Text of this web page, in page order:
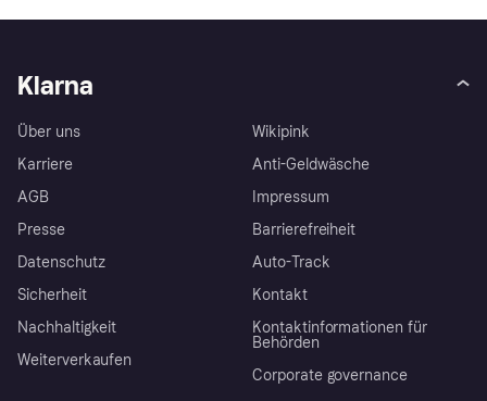
Klarna
Über uns
Karriere
AGB
Presse
Datenschutz
Sicherheit
Nachhaltigkeit
Weiterverkaufen
Wikipink
Anti-Geldwäsche
Impressum
Barrierefreiheit
Auto-Track
Kontakt
Kontaktinformationen für
Behörden
Corporate governance